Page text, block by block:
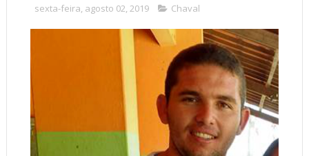
sexta-feira, agosto 02, 2019 Chaval